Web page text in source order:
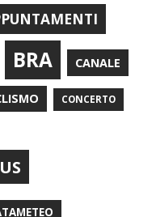
BRA CANALE
CONCERTO